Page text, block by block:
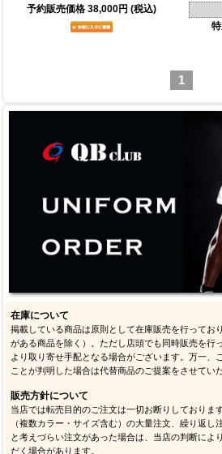
予約販売価格 38,000円 (税込)
1
在庫について
掲載している商品は原則として在庫販売を行ってお
がある商品を除く）。ただし店頭でも同時販売を行
より取り寄せ手配となる場合がございます。万一、
ことが判明した場合は代替商品のご提案をさせてい
販売方針について
当店では転売目的のご注文は一切お断りしておりま
（複数カラー・サイズ含む）の大量注文、繰り返し
と考えづらい注文があった場合は、当店の判断によ
だく場合があります。